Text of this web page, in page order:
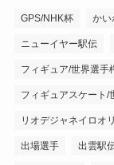
GPS/NHK杯 かい
ニューイヤー駅伝
フィギュア/世界選手
フィギュアスケート/
リオデジャネイロオ
出場選手 出雲駅